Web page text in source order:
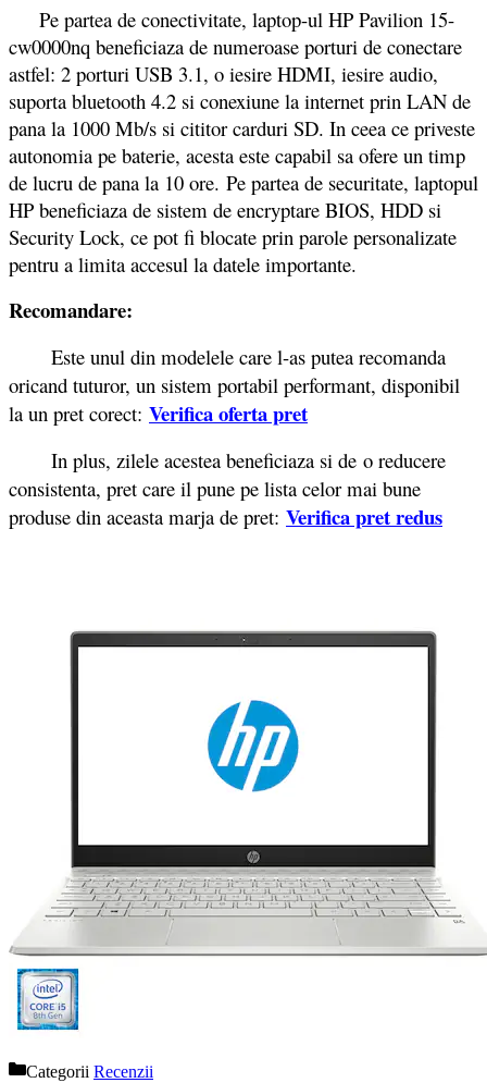
Pe partea de conectivitate, laptop-ul HP Pavilion 15-
cw0000nq beneficiaza de numeroase porturi de conectare
astfel: 2 porturi USB 3.1, o iesire HDMI, iesire audio,
suporta bluetooth 4.2 si conexiune la internet prin LAN de
pana la 1000 Mb/s si cititor carduri SD. In ceea ce priveste
autonomia pe baterie, acesta este capabil sa ofere un timp
de lucru de pana la 10 ore. Pe partea de securitate, laptopul
HP beneficiaza de sistem de encryptare BIOS, HDD si
Security Lock, ce pot fi blocate prin parole personalizate
pentru a limita accesul la datele importante.
Recomandare:
Este unul din modelele care l-as putea recomanda
oricand tuturor, un sistem portabil performant, disponibil
la un pret corect: Verifica oferta pret
In plus, zilele acestea beneficiaza si de o reducere
consistenta, pret care il pune pe lista celor mai bune
produse din aceasta marja de pret: Verifica pret redus
Categorii Recenzii